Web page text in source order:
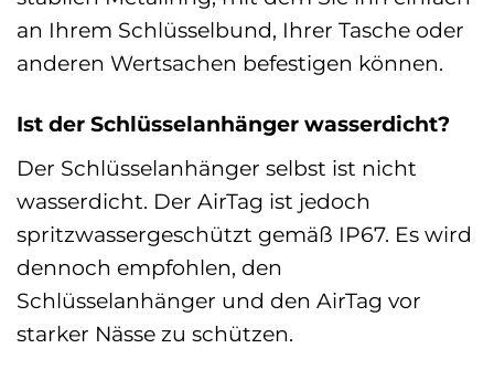
an Ihrem Schlüsselbund, Ihrer Tasche oder
anderen Wertsachen befestigen können.
Ist der Schlüsselanhänger wasserdicht?
Der Schlüsselanhänger selbst ist nicht
wasserdicht. Der AirTag ist jedoch
spritzwassergeschützt gemäß IP67. Es wird
dennoch empfohlen, den
Schlüsselanhänger und den AirTag vor
starker Nässe zu schützen.